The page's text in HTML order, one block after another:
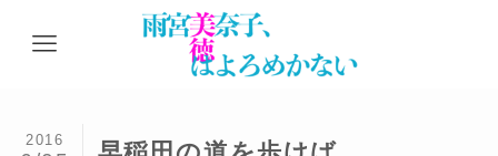
2016